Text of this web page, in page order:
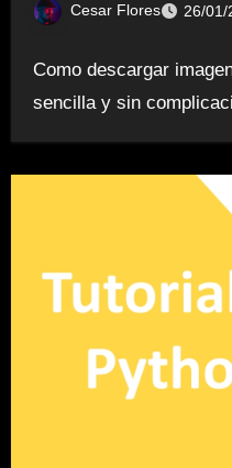
Cesar Flores 26/01/
Como descargar
sencilla y sin